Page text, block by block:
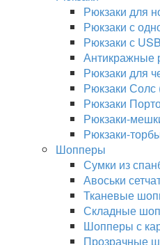
Рюкзаки для
Рюкзаки с
Рюкзаки с
Антикражные
Рюкзаки для
Рюкзаки Солс
Рюкзаки
Рюкзаки-
Рюкзаки-
Шопперы
Сумки из
Авоськи
Тканевые
Складные
Шопперы с
Прозрачные